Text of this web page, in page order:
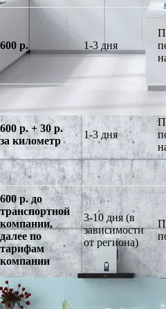
600 р. 1-3 дня
600 р. + 30 р.
за километр
1-3 дня
600 р. до
транспортной
компании,
далее по
тарифам
компании
3-10 дня (в
зависимости
от региона)